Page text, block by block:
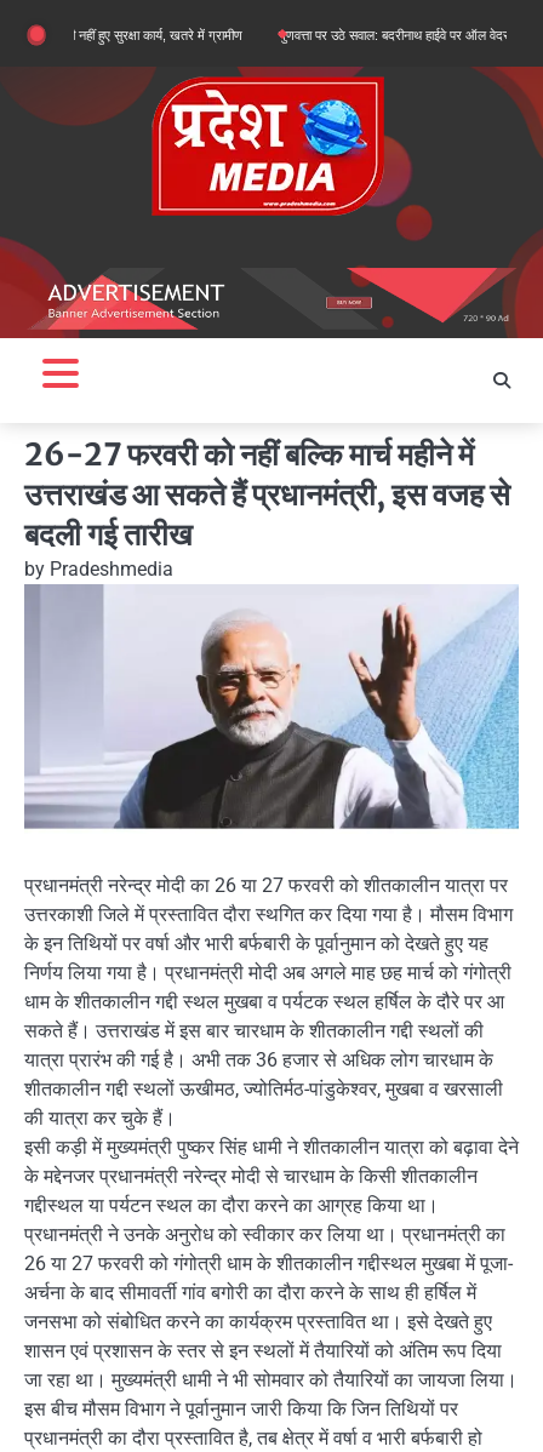
content
नहीं हुए सुरक्षा कार्य, खतरे में ग्रामीण गुणवत्ता पर उठे सवाल: बदरीनाथ हाईवे पर ऑल वेदर रोड के
26-27 फरवरी को नहीं बल्कि मार्च महीने में
उत्तराखंड आ सकते हैं प्रधानमंत्री, इस वजह से
बदली गई तारीख
by Pradeshmedia
प्रधानमंत्री नरेन्द्र मोदी का 26 या 27 फरवरी को शीतकालीन यात्रा पर
उत्तरकाशी जिले में प्रस्तावित दौरा स्थगित कर दिया गया है। मौसम विभाग
के इन तिथियों पर वर्षा और भारी बर्फबारी के पूर्वानुमान को देखते हुए यह
निर्णय लिया गया है। प्रधानमंत्री मोदी अब अगले माह छह मार्च को गंगोत्री
धाम के शीतकालीन गद्दी स्थल मुखबा व पर्यटक स्थल हर्षिल के दौरे पर आ
सकते हैं। उत्तराखंड में इस बार चारधाम के शीतकालीन गद्दी स्थलों की
यात्रा प्रारंभ की गई है। अभी तक 36 हजार से अधिक लोग चारधाम के
शीतकालीन गद्दी स्थलों ऊखीमठ, ज्योतिर्मठ-पांडुकेश्वर, मुखबा व खरसाली
की यात्रा कर चुके हैं।
इसी कड़ी में मुख्यमंत्री पुष्कर सिंह धामी ने शीतकालीन यात्रा को बढ़ावा देने
के मद्देनजर प्रधानमंत्री नरेन्द्र मोदी से चारधाम के किसी शीतकालीन
गद्दीस्थल या पर्यटन स्थल का दौरा करने का आग्रह किया था।
प्रधानमंत्री ने उनके अनुरोध को स्वीकार कर लिया था। प्रधानमंत्री का
26 या 27 फरवरी को गंगोत्री धाम के शीतकालीन गद्दीस्थल मुखबा में पूजा-
अर्चना के बाद सीमावर्ती गांव बगोरी का दौरा करने के साथ ही हर्षिल में
जनसभा को संबोधित करने का कार्यक्रम प्रस्तावित था। इसे देखते हुए
शासन एवं प्रशासन के स्तर से इन स्थलों में तैयारियों को अंतिम रूप दिया
जा रहा था। मुख्यमंत्री धामी ने भी सोमवार को तैयारियों का जायजा लिया।
इस बीच मौसम विभाग ने पूर्वानुमान जारी किया कि जिन तिथियों पर
प्रधानमंत्री का दौरा प्रस्तावित है, तब क्षेत्र में वर्षा व भारी बर्फबारी हो